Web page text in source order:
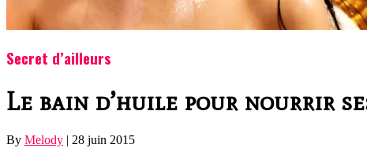
Secret d’ailleurs
Le bain d’huile pour nourrir
By Melody | 28 juin 2015